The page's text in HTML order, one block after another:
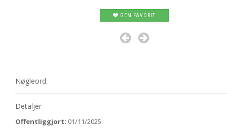
GEM FAVORIT
Nøgleord:
Detaljer
Offentliggjort: 01/11/2025